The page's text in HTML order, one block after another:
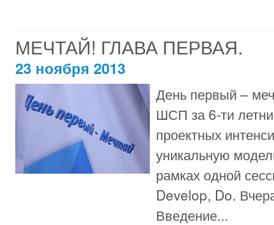
МЕЧТАЙ! ГЛАВА ПЕРВАЯ.
23 ноября 2013
День первый –
ШСП за 6-ти
проектных
уникальную
рамках одной
Develop, Do.
Введение...